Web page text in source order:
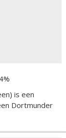
is een
Dortmunder